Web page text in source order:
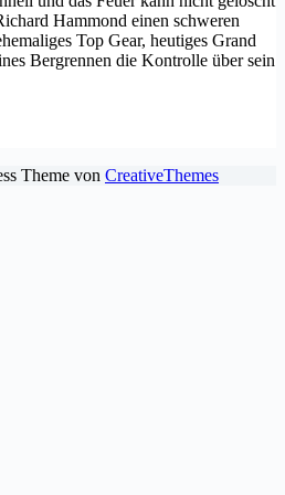
Hammond einen schweren
Top Gear, heutiges Grand
Bergrennen die Kontrolle über sein
Theme von CreativeThemes